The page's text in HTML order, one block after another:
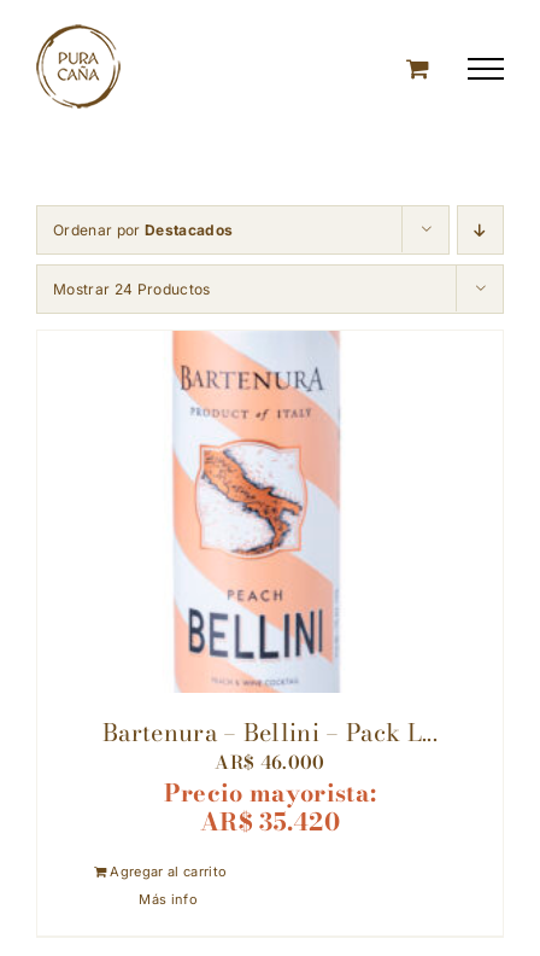
content
Ordenar por Destacados
Mostrar 24 Productos
Bartenura – Bellini – Pack L...
AR$ 46.000
Precio mayorista:
AR$35.420
Agregar al carrito
Más info